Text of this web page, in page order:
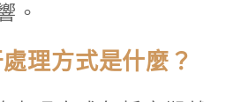
。
理方式是什麼？